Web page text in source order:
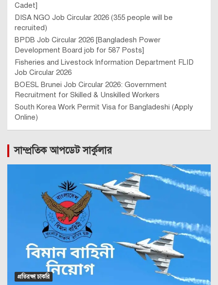
Cadet]
DISA NGO Job Circular 2026 (355 people will be
recruited)
BPDB Job Circular 2026 [Bangladesh Power
Development Board job for 587 Posts]
Fisheries and Livestock Information Department FLID
Job Circular 2026
BOESL Brunei Job Circular 2026: Government
Recruitment for Skilled & Unskilled Workers
South Korea Work Permit Visa for Bangladeshi (Apply
Online)
সাম্প্রতিক আপডেট সার্কুলার
প্রতিরক্ষা চাকরি